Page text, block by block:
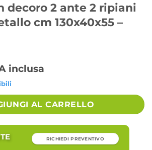
decoro 2 ante 2 ripiani
cm 130x40x55 –
inclusa
AL CARRELLO
RICHIEDI PREVENTIVO